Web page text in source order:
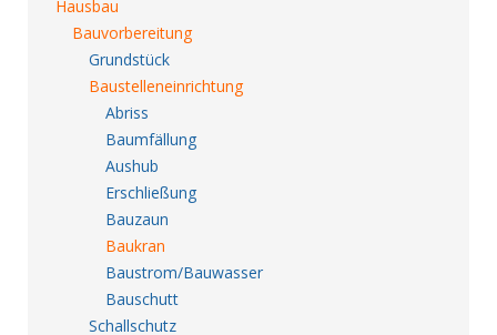
Hausbau
Bauvorbereitung
Grundstück
Baustelleneinrichtung
Abriss
Baumfällung
Aushub
Erschließung
Bauzaun
Baukran
Baustrom/Bauwasser
Bauschutt
Schallschutz